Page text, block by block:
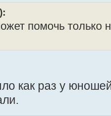
помочь только
как раз у